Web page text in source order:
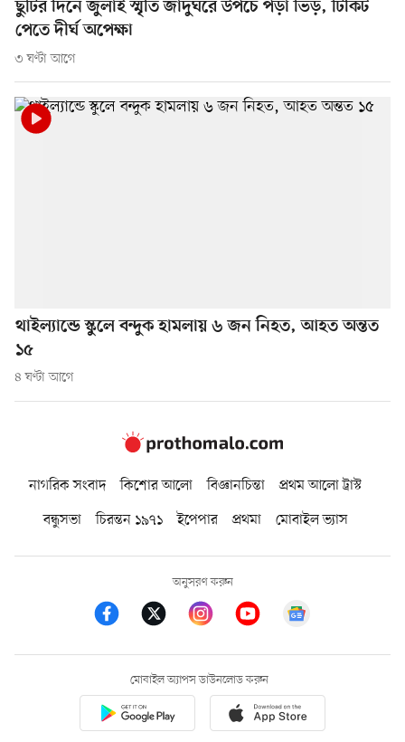
ছুটির দিনে জুলাই স্মৃতি জাদুঘরে উপচে পড়া ভিড়, টিকিট
পেতে দীর্ঘ অপেক্ষা
৩ ঘণ্টা আগে
থাইল্যান্ডে স্কুলে বন্দুক হামলায় ৬ জন নিহত, আহত অন্তত
১৫
৪ ঘণ্টা আগে
নাগরিক সংবাদ কিশোর আলো বিজ্ঞানচিন্তা
প্রথম আলো ট্রাস্ট
বন্ধুসভা
চিরন্তন ১৯৭১ ইপেপার প্রথমা মোবাইল ভ্যাস
অনুসরণ করুন
মোবাইল অ্যাপস ডাউনলোড করুন